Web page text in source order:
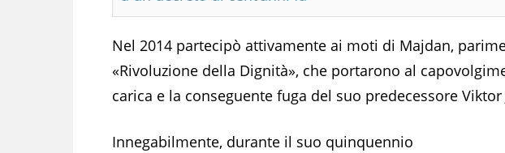
Nel 2014 partecipò attivamente ai moti di Majdan,
«Rivoluzione della Dignità», che portarono al
carica e la conseguente fuga del suo predecessore Viktor
Innegabilmente, durante il suo quinquennio